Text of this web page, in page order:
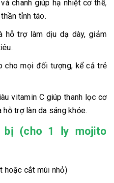
chanh giúp hạ nhiệt cơ thể,
tỉnh táo.
hỗ trợ làm dịu dạ dày, giảm
cho mọi đối tượng, kể cả trẻ
vitamin C giúp thanh lọc cơ
trợ làn da sáng khỏe.
bị (cho 1 ly mojito
hoặc cắt múi nhỏ)